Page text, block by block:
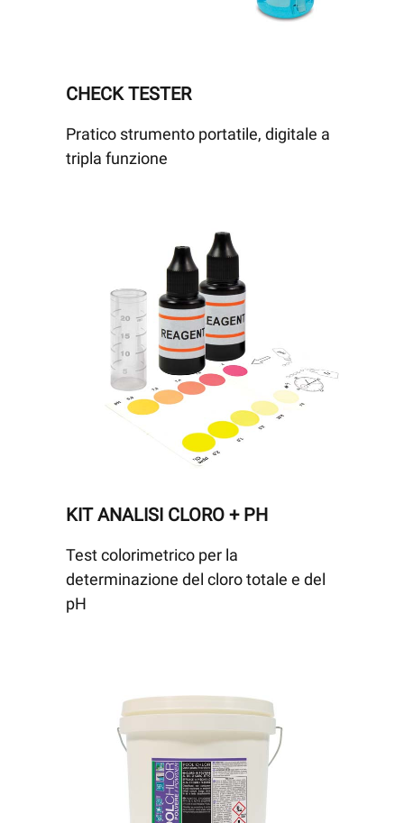
CHECK TESTER
Pratico strumento portatile, digitale a
tripla funzione
KIT ANALISI CLORO + PH
Test colorimetrico per la
determinazione del cloro totale e del
pH